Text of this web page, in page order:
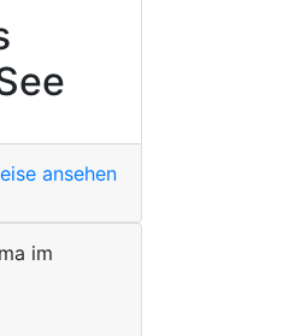
ansehen